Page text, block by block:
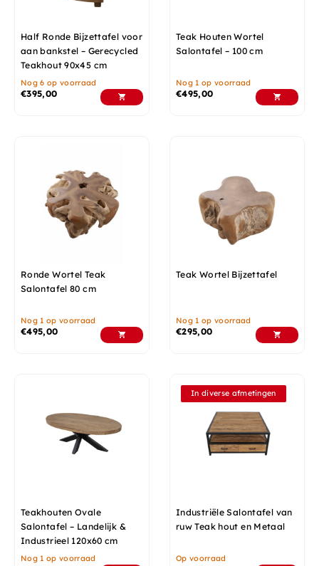
Half Ronde Bijzettafel voor
aan bankstel – Gerecycled
Teakhout 90x45 cm
Nog 6 op voorraad
€395,00
Teak Houten Wortel
Salontafel – 100 cm
Nog 1 op voorraad
€495,00
Ronde Wortel Teak
Salontafel 80 cm
Nog 1 op voorraad
€495,00
Teak Wortel Bijzettafel
Nog 1 op voorraad
€295,00
Teakhouten Ovale
Salontafel – Landelijk &
Industrieel 120x60 cm
Nog 1 op voorraad
In diverse afmetingen
Industriële Salontafel van
ruw Teak hout en Metaal
Op voorraad